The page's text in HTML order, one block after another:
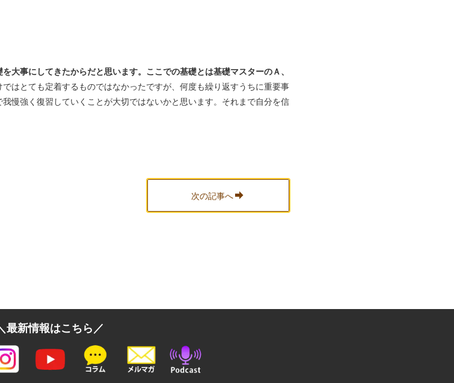
大事にしてきたからだと思います。ここでの基礎とは基礎マスターのＡ、
はとても定着するものではなかったですが、何度も繰り返すうちに重要事
慢強く復習していくことが大切ではないかと思います。それまで自分を信
次の記事へ
最新情報はこちら／